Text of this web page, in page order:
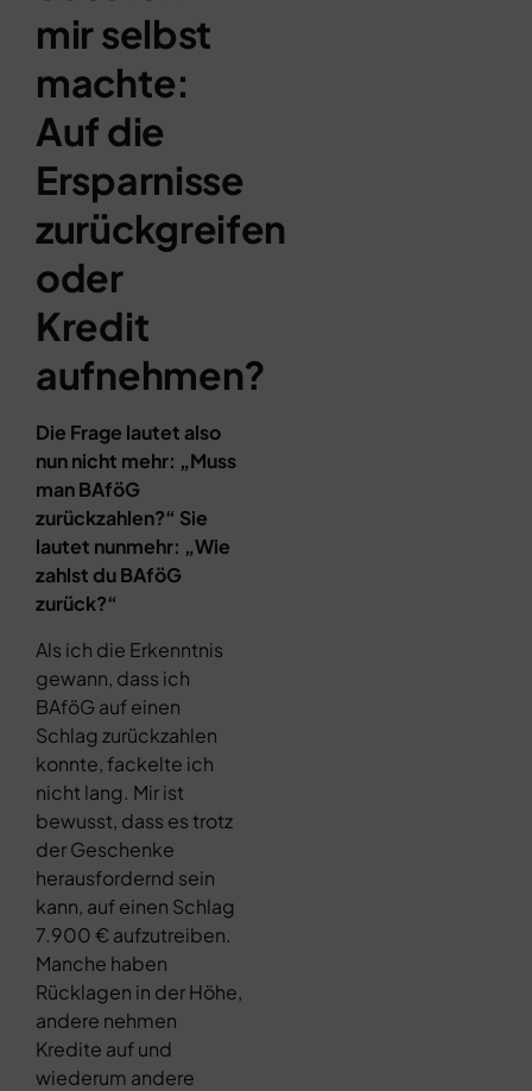
mir selbst
machte:
Auf die
Ersparnisse
zurückgreifen
oder
Kredit
aufnehmen?
Die Frage lautet also
nun nicht mehr: „Muss
man BAföG
zurückzahlen?“ Sie
lautet nunmehr: „Wie
zahlst du BAföG
zurück?“
Als ich die Erkenntnis
gewann, dass ich
BAföG auf einen
Schlag zurückzahlen
konnte, fackelte ich
nicht lang. Mir ist
bewusst, dass es trotz
der Geschenke
herausfordernd sein
kann, auf einen Schlag
7.900 € aufzutreiben.
Manche haben
Rücklagen in der Höhe,
andere nehmen
Kredite auf und
wiederum andere